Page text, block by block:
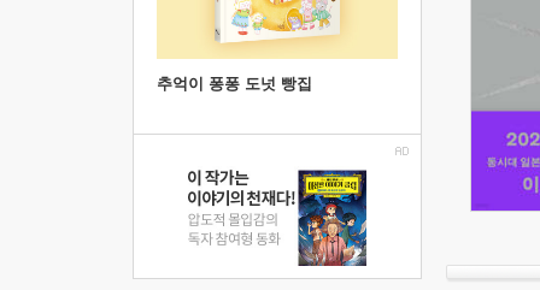
추억이 퐁퐁 도넛 빵집